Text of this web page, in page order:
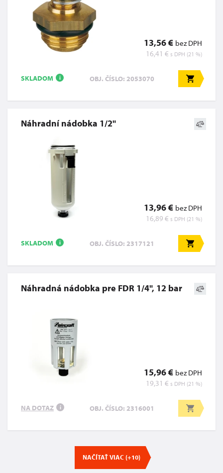
13,56 € bez DPH
16,41 € s DPH (21 %)
SKLADOM i OBJ. ČÍSLO: 2053070
Náhradní nádobka 1/2"
13,96 € bez DPH
16,89 € s DPH (21 %)
SKLADOM i OBJ. ČÍSLO: 2317121
Náhradná nádobka pre FDR 1/4", 12 bar
15,96 € bez DPH
19,31 € s DPH (21 %)
NA DOTAZ i OBJ. ČÍSLO: 2316001
NAČÍTAŤ VIAC (+10)